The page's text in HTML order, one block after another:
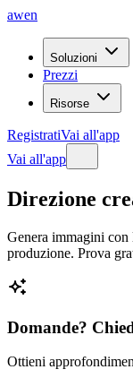
awen
Soluzioni
Prezzi
Risorse
RegistratiVai all'app
Vai all'app
Direzione
Genera immagini
produzione. Prova
Domande?
Ottieni